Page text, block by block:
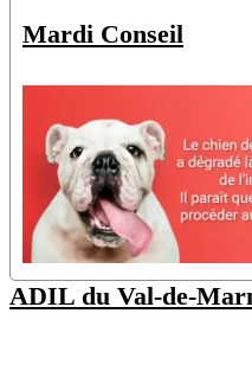
Mardi Conseil
ADIL du Val-de-